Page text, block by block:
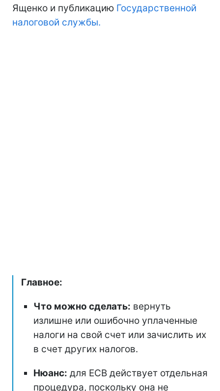
Ященко и публикацию Государственной
налоговой службы.
Главное:
Что можно сделать: вернуть
излишне или ошибочно уплаченные
налоги на свой счет или зачислить их
в счет других налогов.
Нюанс: для ЕСВ действует отдельная
процедура, поскольку она не